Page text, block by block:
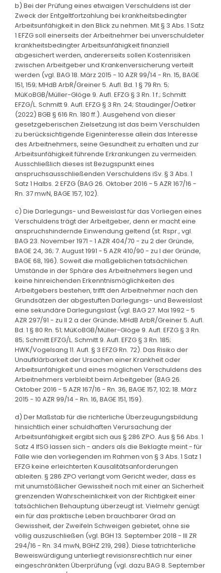
b) Bei der Prüfung eines etwaigen Verschuldens ist der
Zweck der Entgeltfortzahlung bei krankheitsbedingter
Arbeitsunfähigkeit in den Blick zu nehmen. Mit § 3 Abs. 1 Satz
1 EFZG soll einerseits der Arbeitnehmer bei unverschuldeter
krankheitsbedingter Arbeitsunfähigkeit finanziell
abgesichert werden, andererseits sollen Kostenrisiken
zwischen Arbeitgeber und Krankenversicherung verteilt
werden (vgl. BAG 18. März 2015 - 10 AZR 99/14 - Rn. 15, BAGE
151, 159; MHdB ArbR/Greiner 5. Aufl. Bd. 1 § 79 Rn. 5;
MüKoBGB/Müller-Glöge 9. Aufl. EFZG § 3 Rn. 1 f.; Schmitt
EFZG/L. Schmitt 9. Aufl. EFZG § 3 Rn. 24; Staudinger/Oetker
(2022) BGB § 616 Rn. 180 ff.). Ausgehend von dieser
gesetzgeberischen Zielsetzung ist das beim Verschulden
zu berücksichtigende Eigeninteresse allein das Interesse
des Arbeitnehmers, seine Gesundheit zu erhalten und zur
Arbeitsunfähigkeit führende Erkrankungen zu vermeiden.
Ausschließlich dieses ist Bezugspunkt eines
anspruchsausschließenden Verschuldens iSv. § 3 Abs. 1
Satz 1 Halbs. 2 EFZG (BAG 26. Oktober 2016 - 5 AZR 167/16 -
Rn. 37 mwN, BAGE 157, 102).
c) Die Darlegungs- und Beweislast für das Vorliegen eines
Verschuldens trägt der Arbeitgeber, denn er macht eine
anspruchshindernde Einwendung geltend (st. Rspr., vgl.
BAG 23. November 1971 - 1 AZR 404/70 - zu 2 der Gründe,
BAGE 24, 36; 7. August 1991 - 5 AZR 410/90 - zu I der Gründe,
BAGE 68, 196). Soweit die maßgeblichen tatsächlichen
Umstände in der Sphäre des Arbeitnehmers liegen und
keine hinreichenden Erkenntnismöglichkeiten des
Arbeitgebers bestehen, trifft den Arbeitnehmer nach den
Grundsätzen der abgestuften Darlegungs- und Beweislast
eine sekundäre Darlegungslast (vgl. BAG 27. Mai 1992 - 5
AZR 297/91 - zu II 2 a der Gründe; MHdB ArbR/Greiner 5. Aufl.
Bd. 1 § 80 Rn. 51; MüKoBGB/Müller-Glöge 9. Aufl. EFZG § 3 Rn.
85; Schmitt EFZG/L. Schmitt 9. Aufl. EFZG § 3 Rn. 185;
HWK/Vogelsang 11. Aufl. § 3 EFZG Rn. 72). Das Risiko der
Unaufklärbarkeit der Ursachen einer Krankheit oder
Arbeitsunfähigkeit und eines möglichen Verschuldens des
Arbeitnehmers verbleibt beim Arbeitgeber (BAG 26.
Oktober 2016 - 5 AZR 167/16 - Rn. 36, BAGE 157, 102; 18. März
2015 - 10 AZR 99/14 - Rn. 16, BAGE 151, 159).
d) Der Maßstab für die richterliche Überzeugungsbildung
hinsichtlich einer schuldhaften Verursachung der
Arbeitsunfähigkeit ergibt sich aus § 286 ZPO. Aus § 56 Abs. 1
Satz 4 IfSG lassen sich - anders als die Beklagte meint - für
Fälle wie den vorliegenden im Rahmen von § 3 Abs. 1 Satz 1
EFZG keine erleichterten Kausalitätsanforderungen
ableiten. § 286 ZPO verlangt vom Gericht weder, dass es
mit unumstößlicher Gewissheit noch mit einer an Sicherheit
grenzenden Wahrscheinlichkeit von der Richtigkeit einer
tatsächlichen Behauptung überzeugt ist. Vielmehr genügt
ein für das praktische Leben brauchbarer Grad an
Gewissheit, der Zweifeln Schweigen gebietet, ohne sie
völlig auszuschließen (vgl. BGH 13. September 2018 - III ZR
294/16 - Rn. 34 mwN, BGHZ 219, 298). Diese tatrichterliche
Beweiswürdigung unterliegt revisionsrechtlich nur einer
eingeschränkten Überprüfung (vgl. dazu BAG 8. September